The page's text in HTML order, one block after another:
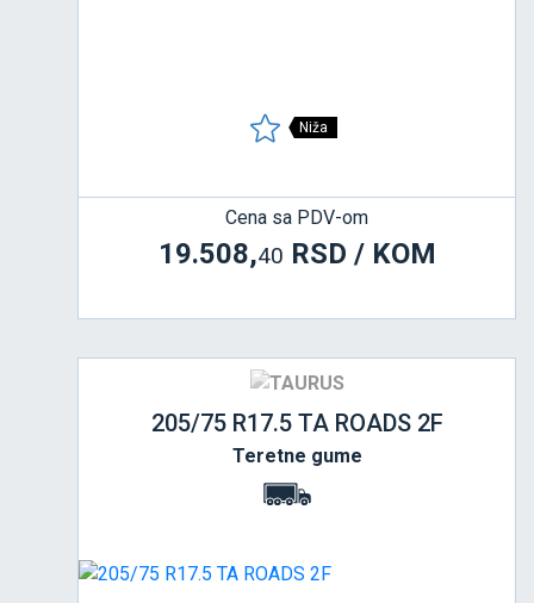
Niža
Cena sa PDV-om
19.508,40 RSD / KOM
205/75 R17.5 TA ROADS 2F
Teretne gume